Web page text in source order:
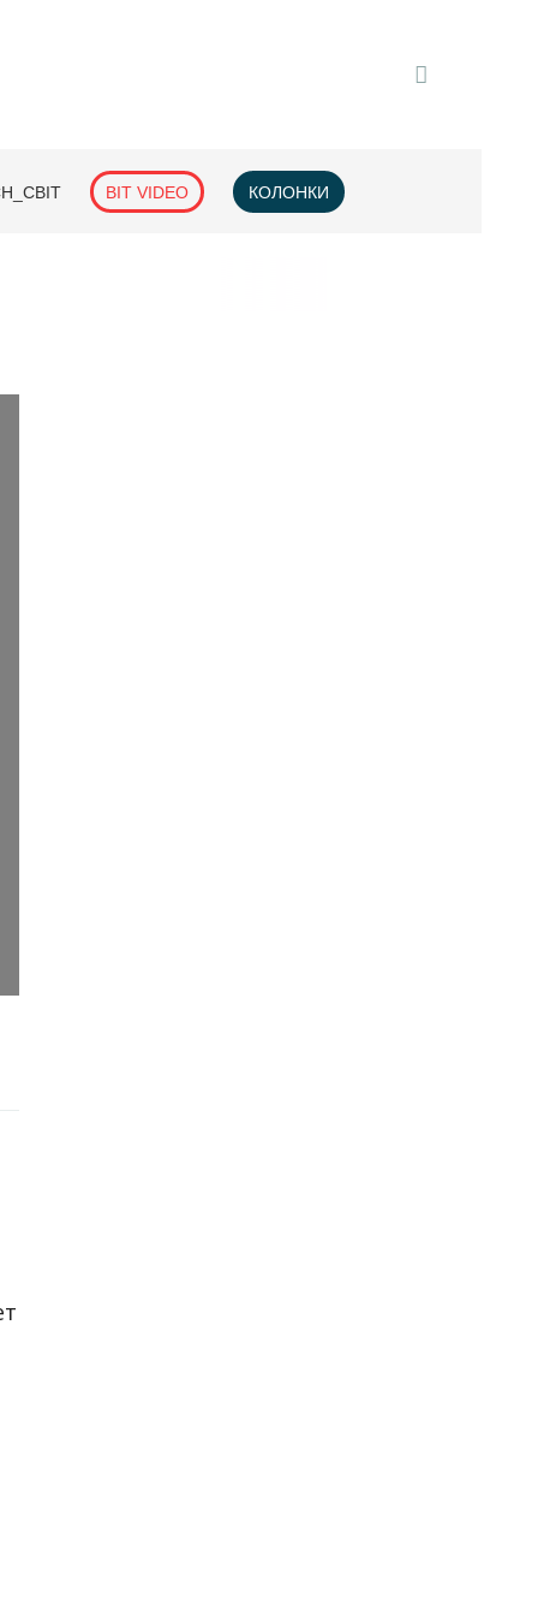
BIT VIDEO КОЛОНКИ